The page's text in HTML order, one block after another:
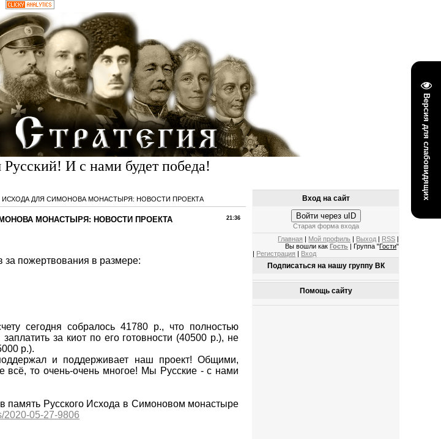
Версия для слабовидящих
И с нами будет победа!
ИСХОДА ДЛЯ СИМОНОВА МОНАСТЫРЯ: НОВОСТИ ПРОЕКТА
21:36
МОНАСТЫРЯ: НОВОСТИ ПРОЕКТА
пожертвования в размере:
сегодня собралось 41780 р., что полностью
за киот по его готовности (40500 р.), не
р.).
и поддерживает наш проект! Общими,
то очень-очень многое! Мы Русские - с нами
в память Русского Исхода в Симоновом монастыре
2020-05-27-9806
Вход на сайт
Войти через uID
Старая форма входа
Главная
Мой профиль Выход RSS
Вы вошли как Гость | Группа "Гости"
Регистрация Вход
Подписаться на нашу группу ВК
Помощь сайту